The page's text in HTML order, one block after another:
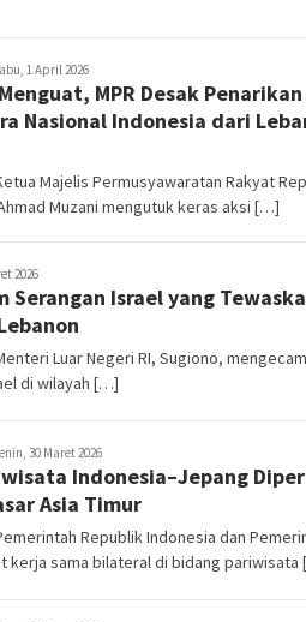
1 April 2026
MPR Desak Penarikan
Nasional Indonesia dari
Majelis Permusyawaratan Rakyat
Muzani mengutuk keras aksi […]
2026
Serangan Israel yang
Luar Negeri RI, Sugiono,
di wilayah […]
30 Maret 2026
Indonesia–Jepang
Asia Timur
Republik Indonesia dan
kerja sama bilateral di bidang